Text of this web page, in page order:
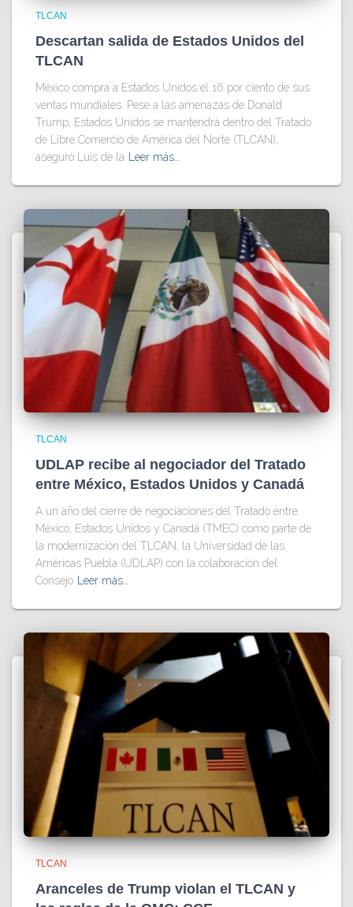
TLCAN
Descartan salida de Estados Unidos del
TLCAN
México compra a Estados Unidos el 16 por ciento de sus
ventas mundiales. Pese a las amenazas de Donald
Trump, Estados Unidos se mantendrá dentro del Tratado
de Libre Comercio de América del Norte (TLCAN),
aseguró Luis de la
Leer más…
TLCAN
UDLAP recibe al negociador del Tratado
entre México, Estados Unidos y Canadá
A un año del cierre de negociaciones del Tratado entre
México, Estados Unidos y Canadá (TMEC) como parte de
la modernización del TLCAN, la Universidad de las
Américas Puebla (UDLAP) con la colaboración del
Consejo Leer más…
TLCAN
Aranceles de Trump violan el TLCAN y